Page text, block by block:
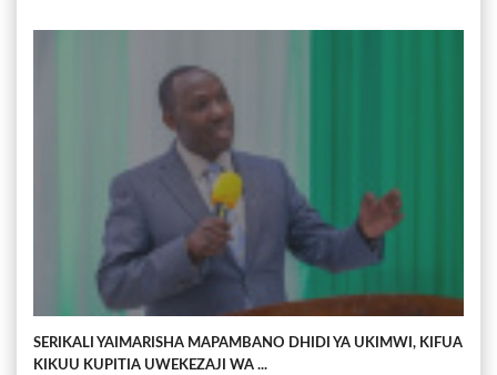
SERIKALI YAIMARISHA MAPAMBANO DHIDI YA UKIMWI, KIFUA
KIKUU KUPITIA UWEKEZAJI WA ...